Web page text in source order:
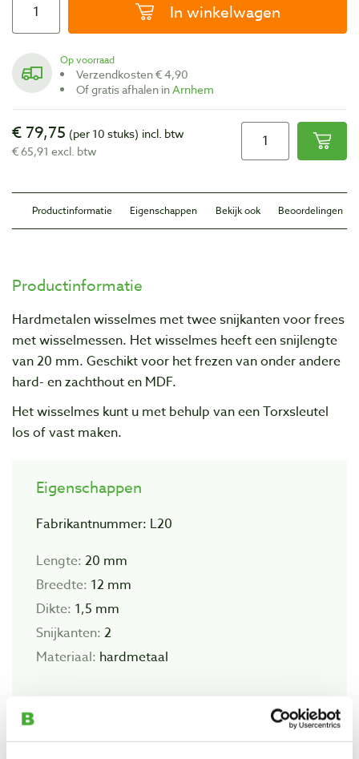
In winkelwagen
Op voorraad
Verzendkosten € 4,90
Of gratis afhalen inArnhem
€ 79,75 (per 10 stuks) incl. btw
€ 65,91 excl. btw
Productinformatie Eigenschappen Bekijk ook Beoordelingen
Productinformatie
Hardmetalen wisselmes met twee snijkanten voor frees
met wisselmessen. Het wisselmes heeft een snijlengte
van 20 mm. Geschikt voor het frezen van onder andere
hard- en zachthout en MDF.
Het wisselmes kunt u met behulp van een Torxsleutel
los of vast maken.
Eigenschappen
Fabrikantnummer: L20
Lengte: 20 mm
Breedte: 12 mm
Dikte: 1,5 mm
Snijkanten: 2
Materiaal: hardmetaal
Bekijk ook